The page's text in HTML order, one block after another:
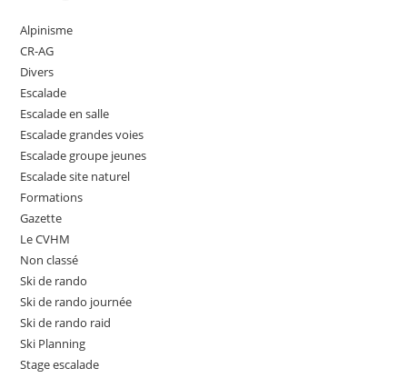
Alpinisme
CR-AG
Divers
Escalade
Escalade en salle
Escalade grandes voies
Escalade groupe jeunes
Escalade site naturel
Formations
Gazette
Le CVHM
Non classé
Ski de rando
Ski de rando journée
Ski de rando raid
Ski Planning
Stage escalade